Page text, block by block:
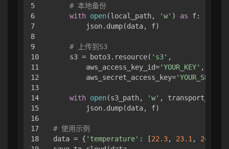
5
6
7
8
9
10
11
12
13
14
15
16
17
18
# 本地备份
with open(local_path, 'w' ) as f:
        json.dump(data, f)
# 上传到S3
    s3 = boto3.resource(
's3' ,
        aws_access_key_id=
'YOUR_KEY' ,
        aws_secret_access_key=
'YOUR_SECRET'
with open(s3_path, 'w' ,
        json.dump(data, f)
# 使用示例
data = { 'temperature' : [22.3, 23.1 , 24.5